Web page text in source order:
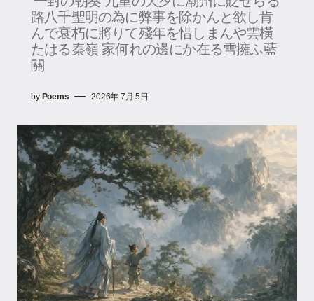
路八千聖明の為に弊事を除かんと欲し肯
んで衰朽に將りて殘年を惜しまんや雲橫
たはる秦嶺 家何れの邊にか在る雪擁ふ藍
關
by Poems 2026年 7月 5日